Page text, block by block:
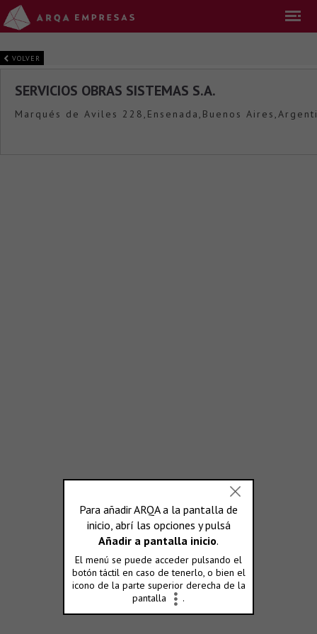
VOLVER
SERVICIOS OBRAS SISTEMAS S.A.
Marqués de Aviles 228,Ensenada,Buenos